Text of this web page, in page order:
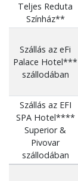
Teljes Reduta
Színház**
Szállás az eFi
Palace Hotel***
szállodában
Szállás az EFI
SPA Hotel****
Superior &
Pivovar
szállodában